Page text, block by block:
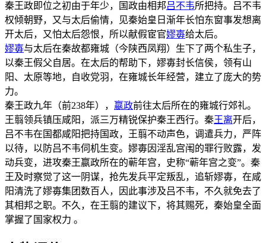
秦王政即位之初由于年少，国政由相邦吕不韦所把持。吕不韦
权倾朝野，又与太后偷情，见秦始皇日渐年长怕东窗事发想离
开太后，又怕太后怨恨，所以献假宦官嫪毐给太后。
嫪毐与太后在秦故都雍城（今陕西凤翔）生下了两个私生子，
以秦王假父自居。在太后的帮助下，嫪毐封长信侯，领有山
阳、太原等地，自收党羽，在雍城长年经营，建立了庞大的势
力。
秦王政九年（前238年）， 嬴政前往太后所在的雍城行郊礼。
王翦领兵镇压咸阳，派三万精锐保护秦王西行。秦王离开后，
吕不韦在国都咸阳把持国政，王翦不动声色，调遣兵力，严阵
以待，以防吕不韦伺机生变。嫪毐因淫乱宫闱的罪行败露，发
动兵变，进攻秦王嬴政所在的蕲年宫，史称“蕲年宫之变”。秦
王及时察觉了这一阴谋，抢先发兵平定叛乱，追斩嫪毐，在咸
阳清洗了嫪毐集团数百人，因此事涉及吕不韦，不久就免去了
其相邦之职。不久，在王翦的建议下，将其赐死，秦始皇全面
掌握了国家权力 。